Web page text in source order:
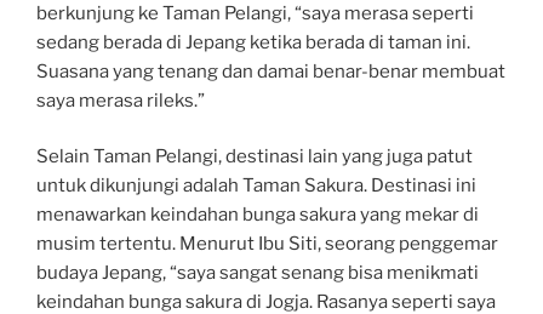
berkunjung ke Taman Pelangi, “saya merasa seperti
sedang berada di Jepang ketika berada di taman ini.
Suasana yang tenang dan damai benar-benar membuat
saya merasa rileks.”
Selain Taman Pelangi, destinasi lain yang juga patut
untuk dikunjungi adalah Taman Sakura. Destinasi ini
menawarkan keindahan bunga sakura yang mekar di
musim tertentu. Menurut Ibu Siti, seorang penggemar
budaya Jepang, “saya sangat senang bisa menikmati
keindahan bunga sakura di Jogja. Rasanya seperti saya